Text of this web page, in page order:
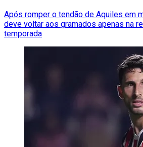
Após romper o tendão de Aquiles em
deve voltar aos gramados apenas na
temporada